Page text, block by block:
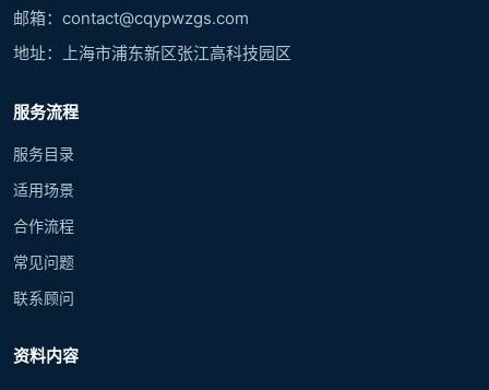
邮箱：contact@cqypwzgs.com
地址：上海市浦东新区张江高科技园区
服务流程
服务目录
适用场景
合作流程
常见问题
联系顾问
资料内容